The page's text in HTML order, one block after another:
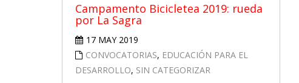
Campamento Bicicletea 2019: rueda
por La Sagra
17 MAY 2019
CONVOCATORIAS, EDUCACIÓN PARA EL
DESARROLLO, SIN CATEGORIZAR